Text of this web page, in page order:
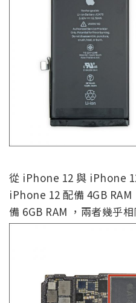
從 iPhone 12 與 iPhone
iPhone 12 配備 4GB
備 6GB RAM ，兩者幾乎相